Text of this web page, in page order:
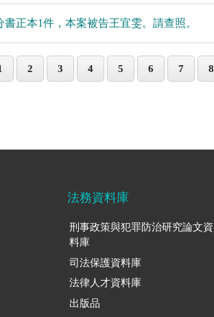
正本1件，本案被告王宜雯。請查照。
2 3 4 5 6 7 8
法務資料庫
刑事政策與犯罪防治研究論文資
料庫
司法保護資料庫
法律人才資料庫
出版品